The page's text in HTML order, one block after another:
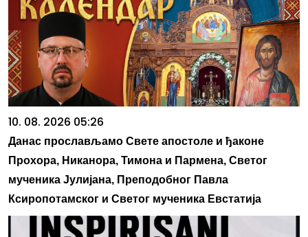
10. 08. 2026 05:26
Данас прослављамо Свете апостоле и ђаконе
Прохора, Никанора, Тимона и Пармена, Светог
мученика Јулијана, Преподобног Павла
Ксиропотамског и Светог мученика Евстатија